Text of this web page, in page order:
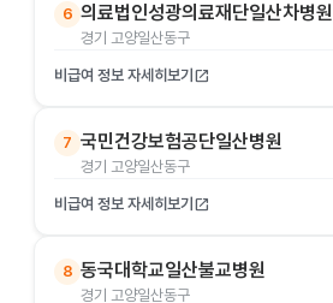
6 의료법인성광의료재단일산차병원
경기 고양일산동구
비급여 정보 자세히보기 open_in_new
7 국민건강보험공단일산병원
경기 고양일산동구
비급여 정보 자세히보기 open_in_new
8 동국대학교일산불교병원
경기 고양일산동구